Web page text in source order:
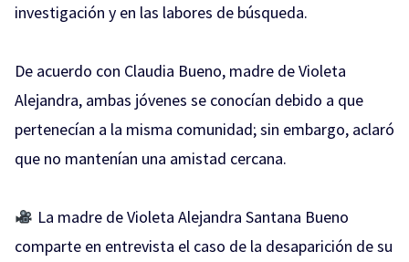
investigación y en las labores de búsqueda.
De acuerdo con Claudia Bueno, madre de Violeta
Alejandra, ambas jóvenes se conocían debido a que
pertenecían a la misma comunidad; sin embargo, aclaró
que no mantenían una amistad cercana.
La madre de Violeta Alejandra Santana Bueno
comparte en entrevista el caso de la desaparición de su